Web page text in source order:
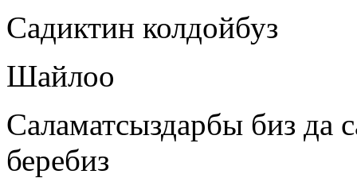
Садиктин колдойбуз
Шайлоо
Саламатсыздарбы биз да
беребиз